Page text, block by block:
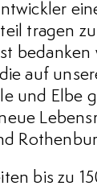
tragen
bedanken
auf
und Elbe
bis zu